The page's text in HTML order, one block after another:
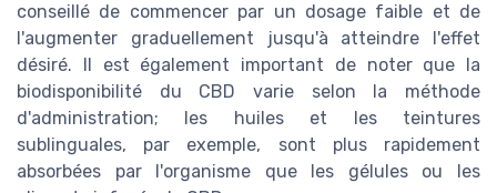
conseillé de commencer par un dosage faible et de
l'augmenter graduellement jusqu'à atteindre l'effet
désiré. Il est également important de noter que la
biodisponibilité du CBD varie selon la méthode
d'administration; les huiles et les teintures
sublinguales, par exemple, sont plus rapidement
absorbées par l'organisme que les gélules ou les